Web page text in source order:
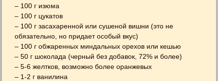
– 100 г изюма
– 100 г цукатов
– 100 г засахаренной или сушеной вишни (это не
обязательно, но придает особый вкус)
– 100 г обжаренных миндальных орехов или кешью
– 50 г шоколада (черный без добавок, 72% и более)
– 5-6 желтков, возможно более оранжевых
– 1-2 г ванилина